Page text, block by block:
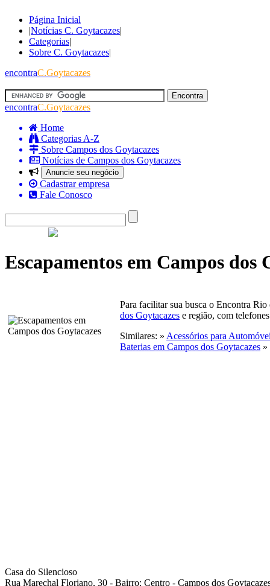
Página Inicial
|Notícias C. Goytacazes|
Categorias|
Sobre C. Goytacazes|
encontraC.Goytacazes
encontraC.Goytacazes
Home
Categorias A-Z
Sobre Campos dos Goytacazes
Notícias de Campos dos Goytacazes
Anuncie seu negócio
Cadastrar empresa
Fale Conosco
Escapamentos em Campos dos
Para facilitar sua busca o Encontra
dos Goytacazes e região, com
Similares: » Acessórios para
Baterias em Campos dos Goytacazes »
Casa do Silencioso
Rua Marechal Floriano, 30 - Bairro: Centro - Campos dos